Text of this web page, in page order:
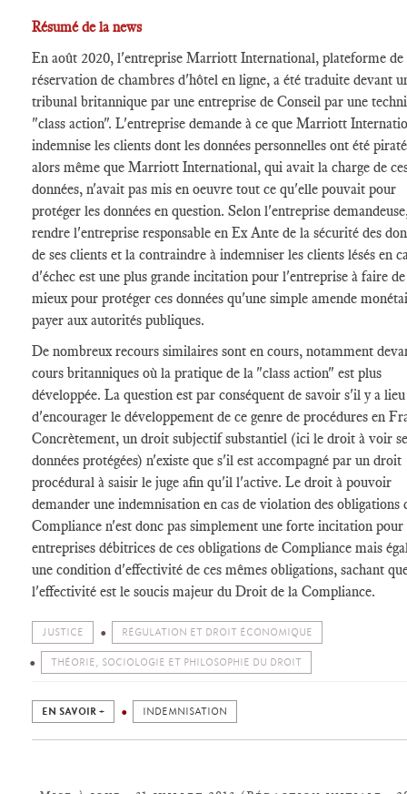
Résumé de la news
En août 2020, l'entreprise Marriott International, plateforme de
réservation de chambres d'hôtel en ligne, a été traduite devant
tribunal britannique par une entreprise de Conseil par une
"class action". L'entreprise demande à ce que Marriott
indemnise les clients dont les données personnelles ont été
alors même que Marriott International, qui avait la charge de
données, n'avait pas mis en oeuvre tout ce qu'elle pouvait pour
protéger les données en question. Selon l'entreprise
rendre l'entreprise responsable en Ex Ante de la sécurité des
de ses clients et la contraindre à indemniser les clients lésés en
d'échec est une plus grande incitation pour l'entreprise à faire
mieux pour protéger ces données qu'une simple amende
payer aux autorités publiques.
De nombreux recours similaires sont en cours, notamment
cours britanniques où la pratique de la "class action" est plus
développée. La question est par conséquent de savoir s'il y a lieu
d'encourager le développement de ce genre de procédures en
Concrètement, un droit subjectif substantiel (ici le droit à voir
données protégées) n'existe que s'il est accompagné par un droit
procédural à saisir le juge afin qu'il l'active. Le droit à pouvoir
demander une indemnisation en cas de violation des obligations
Compliance n'est donc pas simplement une forte incitation pour
entreprises débitrices de ces obligations de Compliance mais
une condition d'effectivité de ces mêmes obligations, sachant
l'effectivité est le soucis majeur du Droit de la Compliance.
JUSTICE RÉGULATION ET DROIT ÉCONOMIQUE
THÉORIE, SOCIOLOGIE ET PHILOSOPHIE DU DROIT
EN SAVOIR + INDEMNISATION